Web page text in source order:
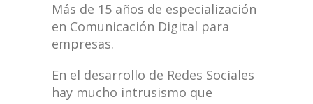
Más de 15 años de especialización
en Comunicación Digital para
empresas.
En el desarrollo de Redes Sociales
hay mucho intrusismo que